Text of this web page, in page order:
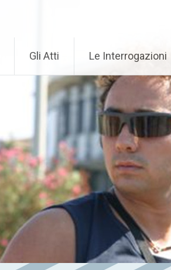
Gli Atti Le Interrogazioni